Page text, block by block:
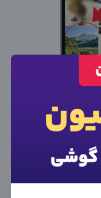
کارفرما هستم
شد